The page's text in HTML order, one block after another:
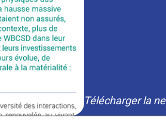
Télécharger la